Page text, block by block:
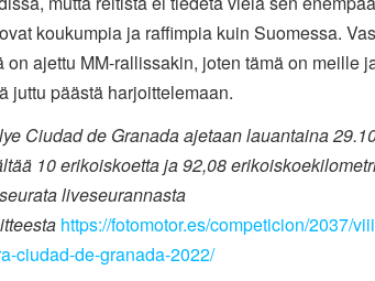
koukumpia ja raffimpia kuin Suomessa.
on ajettu MM-rallissakin, joten tämä on meille
juttu päästä harjoittelemaan.
Ciudad de Granada ajetaan lauantaina
10 erikoiskoetta ja 92,08
liveseurannasta
https://fotomotor.es/competicion/2037/
ciudad-de-granada-2022/